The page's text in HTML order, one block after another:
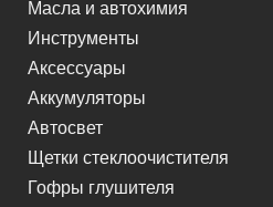
Масла и автохимия
Инструменты
Аксессуары
Аккумуляторы
Автосвет
Щетки стеклоочистителя
Гофры глушителя